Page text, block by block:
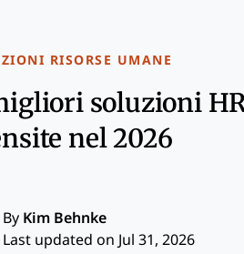
RISORSE UMANE
soluzioni
nel 2026
By Kim Behnke
Last updated on Jul 31, 2026